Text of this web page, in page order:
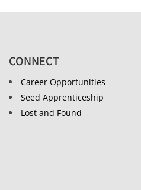
CONNECT
Career Opportunities
Seed Apprenticeship
Lost and Found